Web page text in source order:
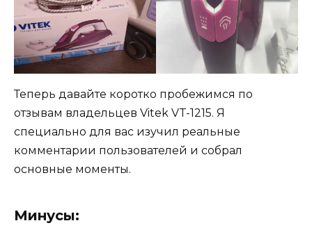
Теперь давайте коротко пробежимся по
отзывам владельцев Vitek VT-1215. Я
специально для вас изучил реальные
комментарии пользователей и собрал
основные моменты.
Минусы: